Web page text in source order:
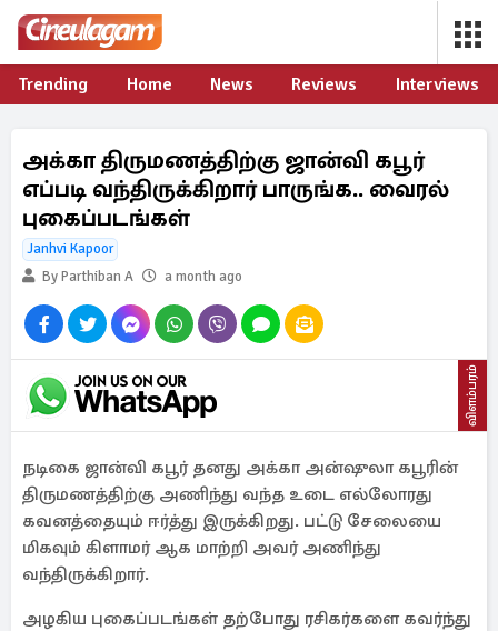
Trending Home News Reviews Interviews
அக்கா திருமணத்திற்கு ஜான்வி கபூர்
எப்படி வந்திருக்கிறார் பாருங்க.. வைரல்
புகைப்படங்கள்
Janhvi Kapoor
By Parthiban A
a month ago
விளம்பரம்
நடிகை ஜான்வி கபூர் தனது அக்கா அன்ஷுலா கபூரின்
திருமணத்திற்கு அணிந்து வந்த உடை எல்லோரது
கவனத்தையும் ஈர்த்து இருக்கிறது. பட்டு சேலையை
மிகவும் கிளாமர் ஆக மாற்றி அவர் அணிந்து
வந்திருக்கிறார்.
அழகிய புகைப்படங்கள் தற்போது ரசிகர்களை கவர்ந்து